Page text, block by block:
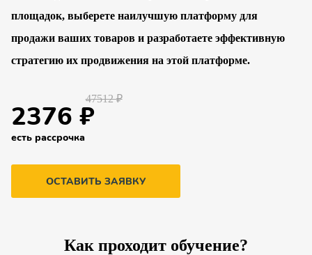
площадок, выберете наилучшую платформу для
продажи ваших товаров и разработаете эффективную
стратегию их продвижения на этой платформе.
47512 ₽
2376 ₽
есть рассрочка
ОСТАВИТЬ ЗАЯВКУ
Как проходит обучение?